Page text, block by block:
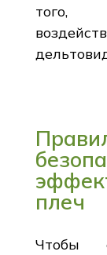
того,
плеч
Чтобы